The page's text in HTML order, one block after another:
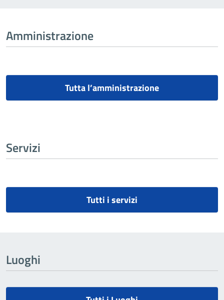
Amministrazione
Tutta l’amministrazione
Servizi
Tutti i servizi
Luoghi